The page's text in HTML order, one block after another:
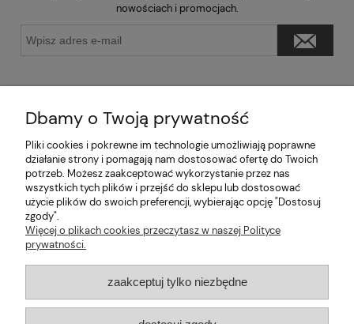
nowościach i promocjach.
Pomoc
Moje konto
Informacje
2026 © mabaje
Sklep internetowy Shoper Premium
Dbamy o Twoją prywatność
Pliki cookies i pokrewne im technologie umożliwiają poprawne
działanie strony i pomagają nam dostosować ofertę do Twoich
potrzeb. Możesz zaakceptować wykorzystanie przez nas
wszystkich tych plików i przejść do sklepu lub dostosować
użycie plików do swoich preferencji, wybierając opcję "Dostosuj
zgody".
Więcej o plikach cookies przeczytasz w naszej Polityce
prywatności.
zaakceptuj tylko niezbędne